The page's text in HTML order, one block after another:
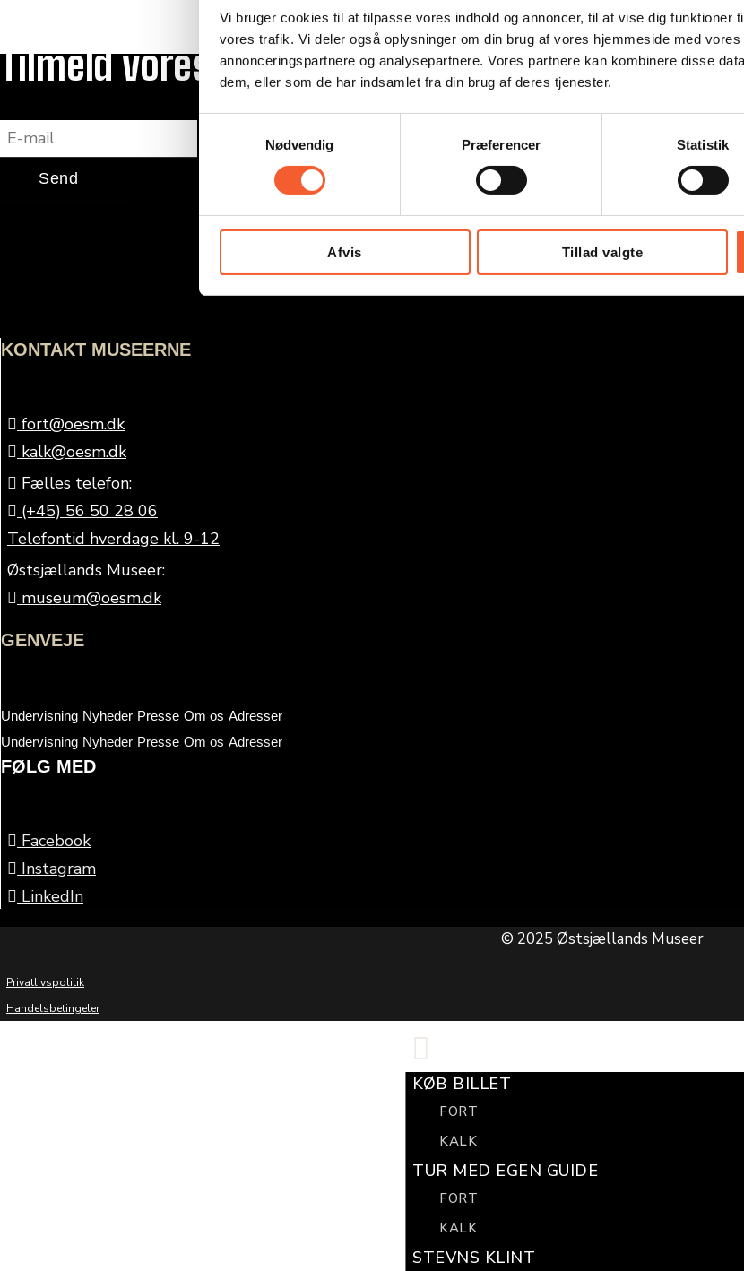
Vi bruger cookies til at tilpasse vores indhold og annoncer, til at vise dig funktioner
vores trafik. Vi deler også oplysninger om din brug af vores hjemmeside med
annonceringspartnere og analysepartnere. Vores partnere kan kombinere disse
dem, eller som de har indsamlet fra din brug af deres tjenester.
v
Nødvendig Præferencer Statistik
Afvis Tillad valgte
Tilmeld vores nyhedsbrev
Send
KONTAKT MUSEERNE
fort@oesm.dk
kalk@oesm.dk
Fælles telefon:
(+45) 56 50 28 06
Telefontid hverdage kl. 9-12
Østsjællands Museer:
museum@oesm.dk
GENVEJE
Undervisning Nyheder Presse Om os Adresser
Undervisning Nyheder Presse Om os Adresser
FØLG MED
Facebook
Instagram
LinkedIn
© 2025 Østsjællands Museer
Privatlivspolitik
Handelsbetingeler
KØB BILLET
FORT
KALK
TUR MED EGEN GUIDE
FORT
KALK
STEVNS KLINT